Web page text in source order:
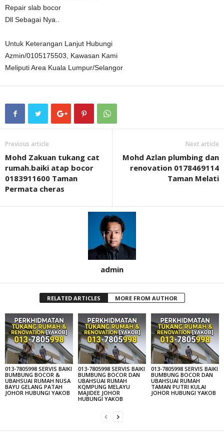
Repair slab bocor
Dll Sebagai Nya..
Untuk Keterangan Lanjut Hubungi
Azmin/0105175503, Kawasan Kami
Meliputi Area Kuala Lumpur/Selangor
Previous article
Mohd Zakuan tukang cat
rumah.baiki atap bocor
0183911600 Taman
Permata cheras
Next article
Mohd Azlan plumbing dan
renovation 0178469114
Taman Melati
admin
RELATED ARTICLES MORE FROM AUTHOR
013-7805998 SERVIS BAIKI
BUMBUNG BOCOR &
UBAHSUAI RUMAH NUSA
BAYU GELANG PATAH
JOHOR HUBUNGI YAKOB
013-7805998 SERVIS BAIKI
BUMBUNG BOCOR DAN
UBAHSUAI RUMAH
KQMPUNG MELAYU
MAJIDEE JOHOR
HUBUNGI YAKOB
013-7805998 SERVIS BAIKI
BUMBUNG BOCOR DAN
UBAHSUAI RUMAH
TAMAN PUTRI KULAI
JOHOR HUBUNGI YAKOB